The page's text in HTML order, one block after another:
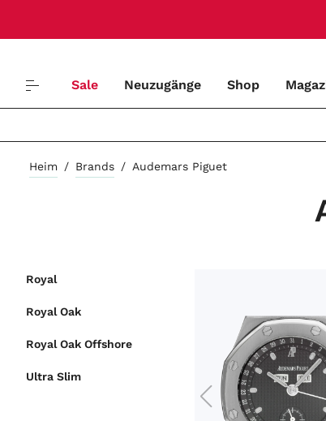
Sale Neuzugänge Shop
Heim / Brands / Audemars Piguet
Royal
Royal Oak
Royal Oak Offshore
Ultra Slim
LIEFERZEIT